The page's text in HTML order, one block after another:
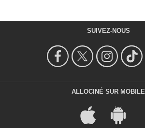
SUIVEZ-NOUS
ALLOCINÉ SUR MOBILE